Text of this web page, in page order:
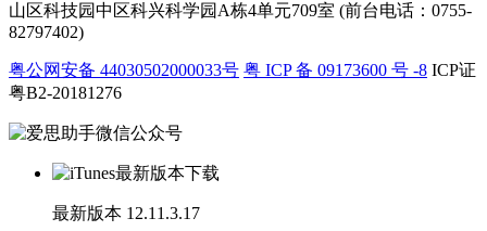
山区科技园中区科兴科学园A栋4单元709室 (前台电话：0755-
82797402)
粤公网安备 44030502000033号 粤 ICP 备 09173600 号 -8 ICP证
粤B2-20181276
最新版本 12.11.3.17